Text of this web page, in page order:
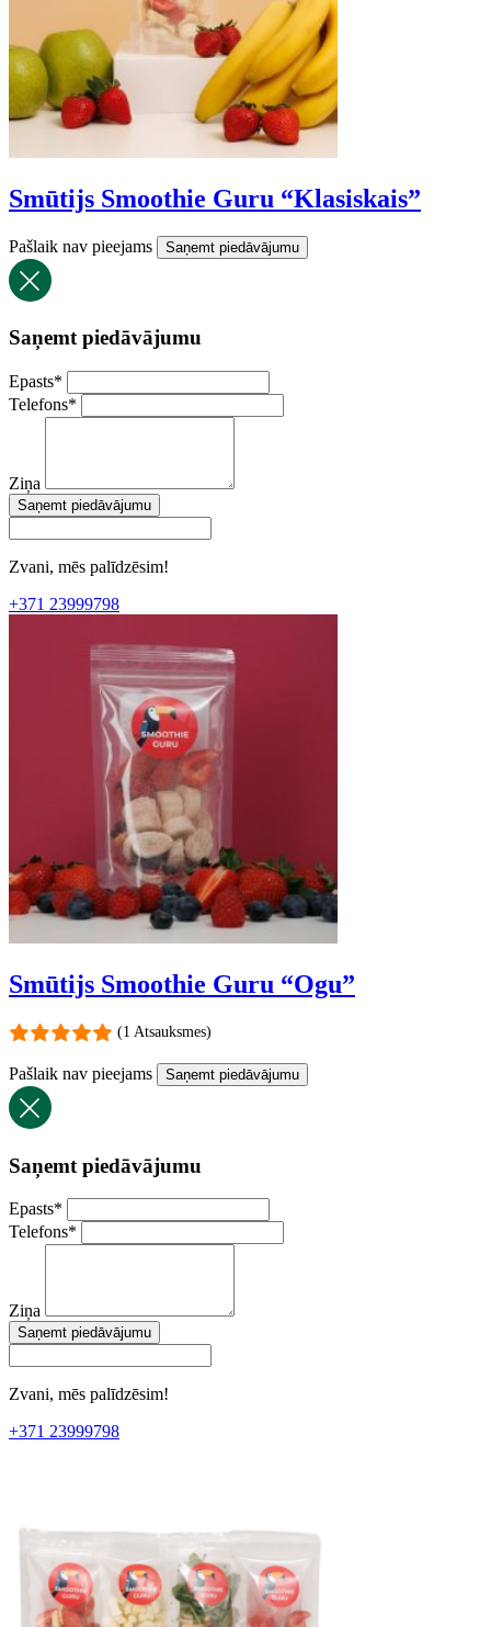
Smūtijs Smoothie Guru “Klasiskais”
Pašlaik nav pieejams Saņemt piedāvājumu
Saņemt piedāvājumu
Epasts*
Telefons*
Ziņa
Saņemt piedāvājumu
Zvani, mēs palīdzēsim!
+371 23999798
Smūtijs Smoothie Guru “Ogu”
(1 Atsauksmes)
Pašlaik nav pieejams Saņemt piedāvājumu
Saņemt piedāvājumu
Epasts*
Telefons*
Ziņa
Saņemt piedāvājumu
Zvani, mēs palīdzēsim!
+371 23999798